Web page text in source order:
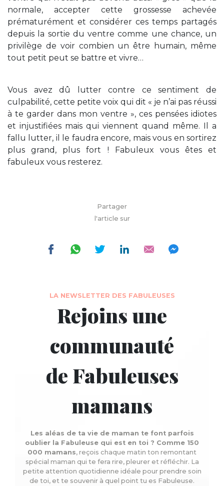
normale, accepter cette grossesse achevée
prématurément et considérer ces temps partagés
depuis la sortie du ventre comme une chance, un
privilège de voir combien un être humain, même
tout petit peut se battre et vivre…
Vous avez dû lutter contre ce sentiment de
culpabilité, cette petite voix qui dit « je n’ai pas réussi
à te garder dans mon ventre », ces pensées idiotes
et injustifiées mais qui viennent quand même. Il a
fallu lutter, il le faudra encore, mais vous en sortirez
plus grand, plus fort ! Fabuleux vous êtes et
fabuleux vous resterez.
Partager
l'article sur
LA NEWSLETTER DES FABULEUSES
Rejoins une
communauté
de Fabuleuses
mamans
Les aléas de ta vie de maman te font parfois
oublier la Fabuleuse qui est en toi ? Comme 150
000 mamans, reçois chaque matin ton remontant
spécial maman qui te fera rire, pleurer et réfléchir. La
petite attention quotidienne idéale pour prendre soin
de toi, et te souvenir à quel point tu es Fabuleuse.